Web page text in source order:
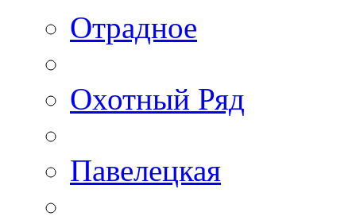
Отрадное
Охотный Ряд
Павелецкая